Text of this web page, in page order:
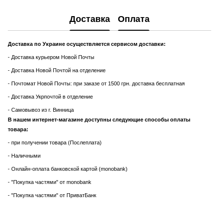
Доставка Оплата
Доставка по Украине осуществляется сервисом доставки:
- Доставка курьером Новой Почты
- Доставка Новой Почтой на отделение
- Почтомат Новой Почты: при заказе от 1500 грн. доставка бесплатная
- Доставка Укрпочтой в отделение
- Самовывоз из г. Винница
В нашем интернет-магазине доступны следующие способы оплаты
товара:
- при получении товара (Послеплата)
- Наличными
- Онлайн-оплата банковской картой (monobank)
- "Покупка частями" от monobank
- "Покупка частями" от ПриватБанк